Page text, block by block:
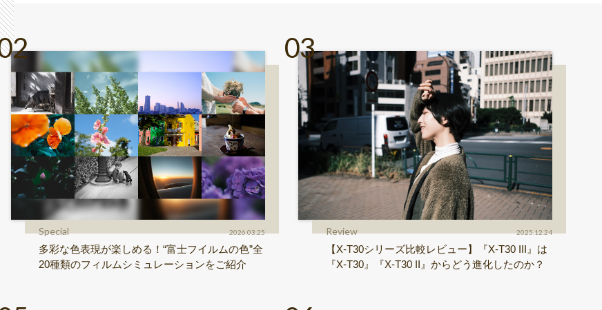
Special 2026.03.25
多彩な色表現が楽しめる！“富士フイルムの色”全
20種類のフィルムシミュレーションをご紹介
Review 2025.12.24
【X-T30シリーズ比較レビュー】『X-T30 III』は
『X-T30』『X-T30 II』からどう進化したのか？